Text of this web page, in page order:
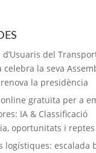
d’Usuaris del
celebra la seva
la presidència
gratuïta per a
IA & Classificació
oportunitats i reptes
logístiques: escalada